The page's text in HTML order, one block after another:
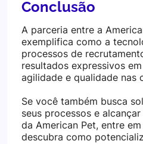
Conclusão
A parceria entre a
exemplifica como a
processos de
resultados expressivos
agilidade e qualidade nas
Se você também busca
seus processos e
da American Pet, entre
descubra como